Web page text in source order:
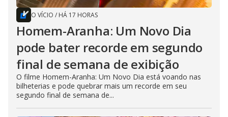
O VÍCIO / HÁ 17 HORAS
Homem-Aranha: Um Novo Dia
pode bater recorde em segundo
final de semana de exibição
O filme Homem-Aranha: Um Novo Dia está voando nas
bilheterias e pode quebrar mais um recorde em seu
segundo final de semana de...